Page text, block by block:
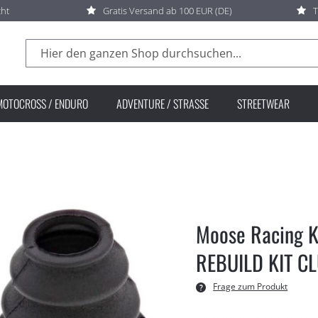
Gratis Versand ab 100 EUR (DE)
Suche
/ ENDURO ADVENTURE / STRASSE STREETWEAR
Moose Racing
REBUILD KIT
Frage zum Produkt